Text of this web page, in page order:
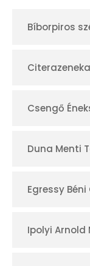
r
Bíborpiros
Csengő
Duna Menti
Egressy
Ipolyi Arnold